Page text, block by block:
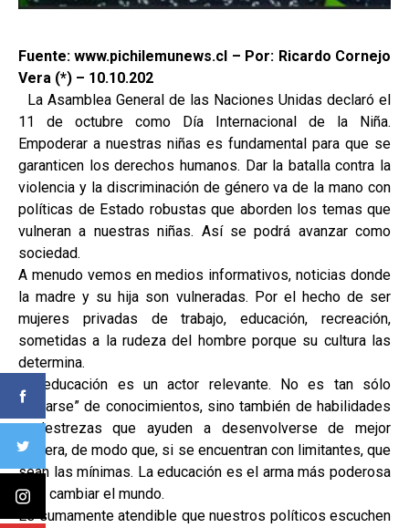
Fuente: www.pichilemunews.cl – Por: Ricardo Cornejo
Vera (*) – 10.10.202
La Asamblea General de las Naciones Unidas declaró el
11 de octubre como Día Internacional de la Niña.
Empoderar a nuestras niñas es fundamental para que se
garanticen los derechos humanos. Dar la batalla contra la
violencia y la discriminación de género va de la mano con
políticas de Estado robustas que aborden los temas que
vulneran a nuestras niñas. Así se podrá avanzar como
sociedad.
A menudo vemos en medios informativos, noticias donde
la madre y su hija son vulneradas. Por el hecho de ser
mujeres privadas de trabajo, educación, recreación,
sometidas a la rudeza del hombre porque su cultura las
determina.
La educación es un actor relevante. No es tan sólo
“llenarse” de conocimientos, sino también de habilidades
y destrezas que ayuden a desenvolverse de mejor
manera, de modo que, si se encuentran con limitantes, que
sean las mínimas. La educación es el arma más poderosa
para cambiar el mundo.
Es sumamente atendible que nuestros políticos escuchen